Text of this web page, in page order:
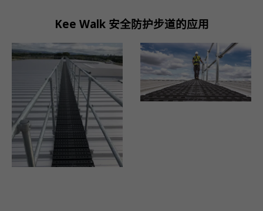
Kee Walk 安全防护步道的应用